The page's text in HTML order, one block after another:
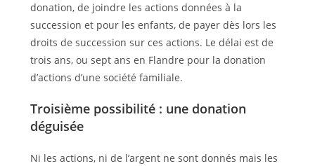
donation, de joindre les actions données à la
succession et pour les enfants, de payer dès lors les
droits de succession sur ces actions. Le délai est de
trois ans, ou sept ans en Flandre pour la donation
d’actions d’une société familiale.
Troisième possibilité : une donation
déguisée
Ni les actions, ni de l’argent ne sont donnés mais les